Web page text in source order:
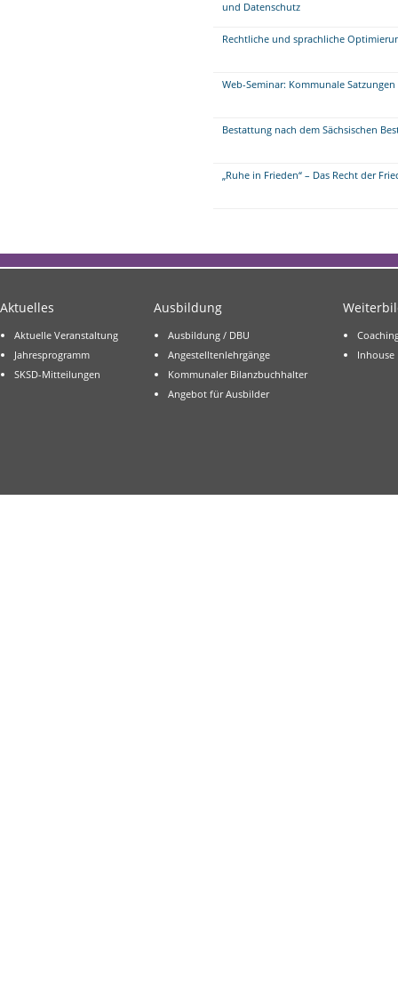
und Datenschutz
Rechtliche und sprachliche
Web-Seminar: Kommunale
Bestattung nach dem Sächsischen
„Ruhe in Frieden“ – Das Recht der
Aktuelles
Aktuelle Veranstaltung
Jahresprogramm
SKSD-Mitteilungen
Ausbildung
Ausbildung / DBU
Angestelltenlehrgänge
Kommunaler Bilanzbuchhalter
Angebot für Ausbilder
Inhouse